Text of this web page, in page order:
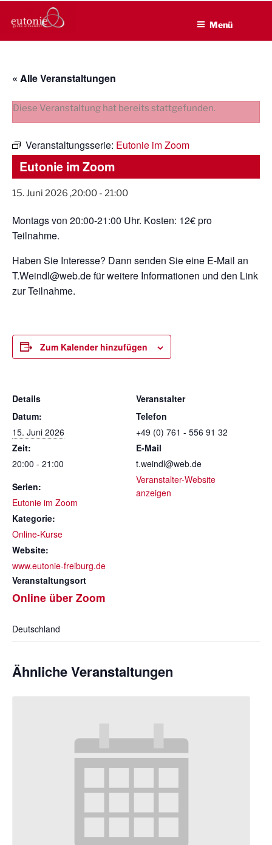
Inhalt
EUTONIE.DE
Lebensbalance durch körperliche Selbsterfahrung
Menü
« Alle Veranstaltungen
Diese Veranstaltung hat bereits stattgefunden.
Veranstaltungsserie: Eutonie im Zoom
Eutonie im Zoom
15. Juni 2026 ,20:00 - 21:00
Montags von 20:00-21:00 Uhr. Kosten: 12€ pro
Teilnahme.
Haben Sie Interesse? Dann senden Sie eine E-Mail an
T.Weindl@web.de für weitere Informationen und den Link
zur Teilnahme.
Zum Kalender hinzufügen
Details
Datum:
15. Juni 2026
Zeit:
20:00 - 21:00
Serien:
Eutonie im Zoom
Kategorie:
Online-Kurse
Website:
www.eutonie-freiburg.de
Veranstaltungsort
Online über Zoom
Deutschland
Veranstalter
Telefon
+49 (0) 761 - 556 91 32
E-Mail
t.weindl@web.de
Veranstalter-Website
anzeigen
Ähnliche Veranstaltungen